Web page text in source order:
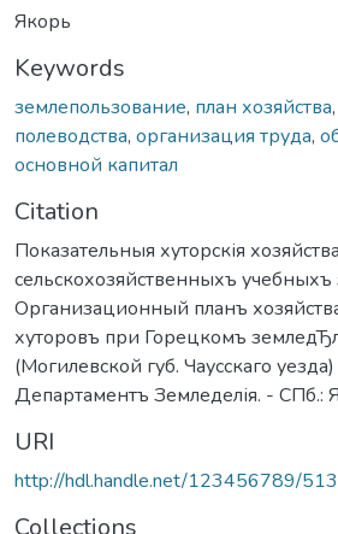
Якорь
Keywords
землепользование, план хозяйства,
полеводства, организация труда,
основной капитал
Citation
Показательныя хуторскія
сельскохозяйственныхъ учебныхъ
Организационный планъ
хуторовъ при Горецкомъ
(Могилевской губ. Чаусскаго
Департаментъ Земледелія. - СПб.:
URI
http://hdl.handle.net/123456789/513
Collections